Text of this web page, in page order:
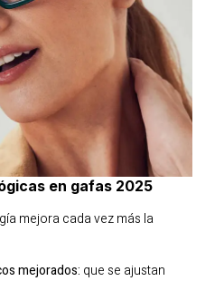
en gafas 2025
mejora cada vez más la
mejorados: que se ajustan